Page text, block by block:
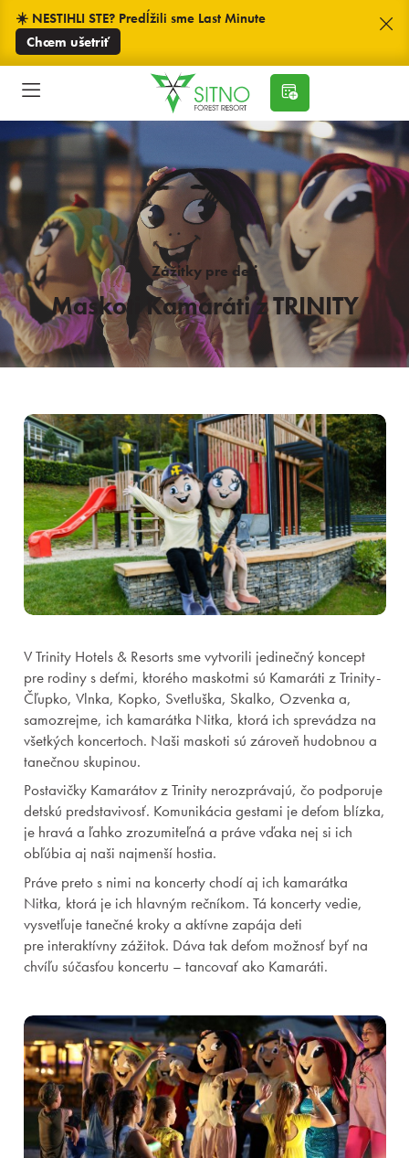
☀️ NESTIHLI STE? Predĺžili sme Last Minute
Chcem ušetriť
Zážitky pre deti
Maskoti Kamaráti z TRINITY
V Trinity Hotels & Resorts sme vytvorili jedinečný koncept
pre rodiny s deťmi, ktorého maskotmi sú Kamaráti z Trinity-
Čľupko, Vlnka, Kopko, Svetluška, Skalko, Ozvenka a,
samozrejme, ich kamarátka Nitka, ktorá ich sprevádza na
všetkých koncertoch. Naši maskoti sú zároveň hudobnou a
tanečnou skupinou.
Postavičky Kamarátov z Trinity nerozprávajú, čo podporuje
detskú predstavivosť. Komunikácia gestami je deťom blízka,
je hravá a ľahko zrozumiteľná a práve vďaka nej si ich
obľúbia aj naši najmenší hostia.
Práve preto s nimi na koncerty chodí aj ich kamarátka
Nitka, ktorá je ich hlavným rečníkom. Tá koncerty vedie,
vysvetľuje tanečné kroky a aktívne zapája deti
pre interaktívny zážitok. Dáva tak deťom možnosť byť na
chvíľu súčasťou koncertu – tancovať ako Kamaráti.